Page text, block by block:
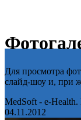
Для просмотра
слайд-шоу и, при
MedSoft - e-
04.11.2012